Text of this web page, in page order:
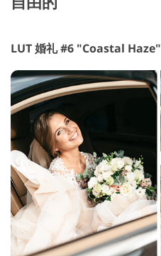
LUT 婚礼 #6 "Coastal Haze"